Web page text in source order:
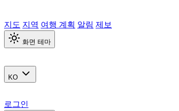
지도 지역 여행 계획 알림 제보
화면 테마
KO
로그인